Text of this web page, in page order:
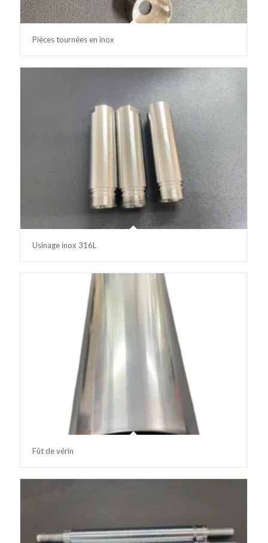
Pièces tournées en inox
Usinage inox 316L
Fût de vérin